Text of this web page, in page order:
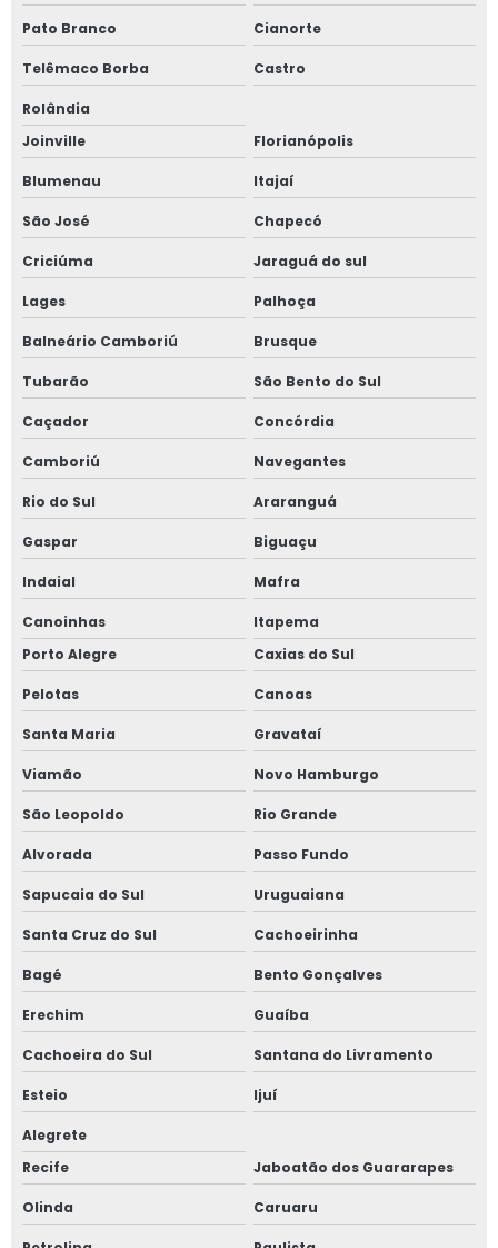
Reconstituição de prontuário nr 13
Reconstituição de prontuário vasos de pressão
Regulamentação nr 12
Regulamentação nr 12 valor
Segurança com amônia em sala de máquinas
Serviço de adequação nr 10
Serviço de análise de risco de amônia
Serviço de detecção de amônia
Serviço de elaboração de prontuário nr 10
Serviço de inspeção de tubulação industrial
Serviço de inspeção em caldeiras
Serviço de inspeção em caldeiras e vasos de pressão
Serviço de inspeção em tubulações
Serviço de laudo e inspeção nr13
Serviço de projetos nr 12
Serviço de reconstituição de prontuário nr 13
Serviço de regulamentação nr 12
Serviço de teste de estanqueidade
Serviço de treinamentos de nr 13
Sistema de detecção de amônia
Sistema de ventilação para amônia
Teste de estanqueidade em vasos de pressão valor
Teste hidrostático em vasos de pressão
Pato Branco Cianorte
Telêmaco Borba Castro
Rolândia
Joinville
Florianópolis
Blumenau Itajaí
São José Chapecó
Criciúma Jaraguá do sul
Lages Palhoça
Balneário Camboriú Brusque
Tubarão São Bento do Sul
Caçador Concórdia
Camboriú Navegantes
Rio do Sul Araranguá
Gaspar Biguaçu
Indaial Mafra
Canoinhas
Itapema
Porto Alegre
Caxias do Sul
Pelotas Canoas
Santa Maria Gravataí
Viamão Novo Hamburgo
São Leopoldo Rio Grande
Alvorada Passo Fundo
Sapucaia do Sul Uruguaiana
Santa Cruz do Sul Cachoeirinha
Bagé Bento Gonçalves
Erechim Guaíba
Cachoeira do Sul Santana do Livramento
Esteio Ijuí
Alegrete
Recife
Jaboatão dos Guararapes
Olinda Caruaru